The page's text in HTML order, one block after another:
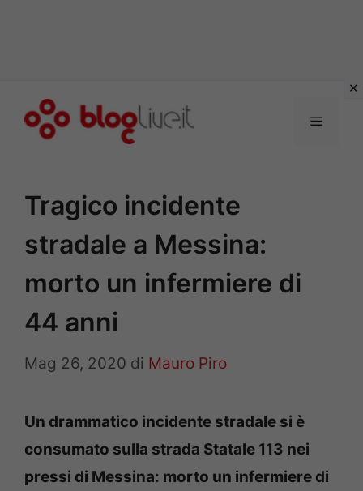
Menu
Tragico incidente
stradale a Messina:
morto un infermiere di
44 anni
Mag 26, 2020 di Mauro Piro
Un drammatico incidente stradale si è
consumato sulla strada Statale 113 nei
pressi di Messina: morto un infermiere di